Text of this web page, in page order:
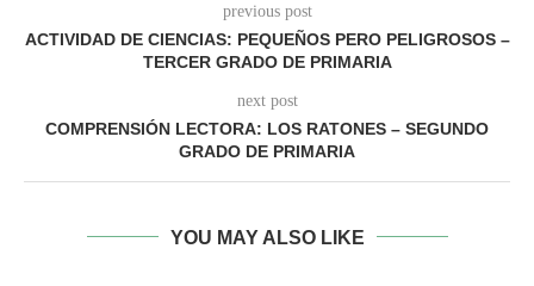
previous post
ACTIVIDAD DE CIENCIAS: PEQUEÑOS PERO PELIGROSOS –
TERCER GRADO DE PRIMARIA
next post
COMPRENSIÓN LECTORA: LOS RATONES – SEGUNDO
GRADO DE PRIMARIA
YOU MAY ALSO LIKE